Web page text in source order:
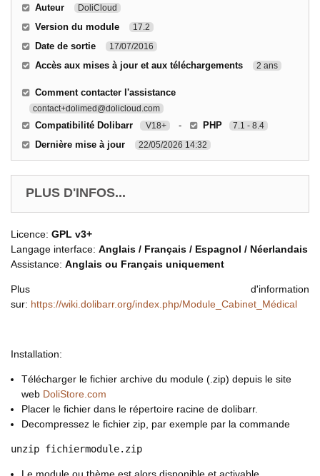
Auteur DoliCloud
Version du module 17.2
Date de sortie 17/07/2016
Accès aux mises à jour et aux téléchargements 2 ans
Comment contacter l'assistance
contact+dolimed@dolicloud.com
Compatibilité Dolibarr V18+ - PHP 7.1 - 8.4
Dernière mise à jour 22/05/2026 14:32
PLUS D'INFOS...
Licence: GPL v3+
Langage interface: Anglais / Français / Espagnol / Néerlandais
Assistance: Anglais ou Français uniquement
Plus d'information
sur: https://wiki.dolibarr.org/index.php/Module_Cabinet_Médical
Installation:
Télécharger le fichier archive du module (.zip) depuis le site
web DoliStore.com
Placer le fichier dans le répertoire racine de dolibarr.
Decompressez le fichier zip, par exemple par la commande
unzip fichiermodule.zip